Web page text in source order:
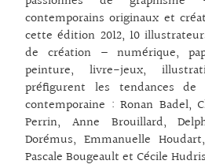
contemporains originaux et
cette édition 2012, 10
de création – numérique,
peinture, livre-jeux,
préfigurent les tendances de
contemporaine : Ronan Badel,
Perrin, Anne Brouillard,
Dorémus, Emmanuelle
Pascale Bougeault et Cécile